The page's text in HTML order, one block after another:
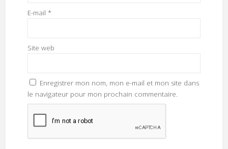
E-mail *
Site web
Enregistrer mon nom, mon e-mail et mon site dans
le navigateur pour mon prochain commentaire.